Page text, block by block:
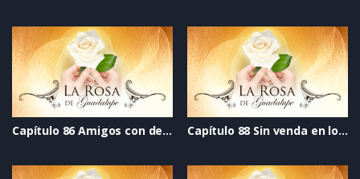
Capítulo 86 Amigos con derechos Capítulo 88 Sin venda en los ojos